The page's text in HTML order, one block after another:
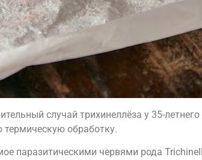
случай трихинеллёза у 35-
обработку.
паразитическими червями рода